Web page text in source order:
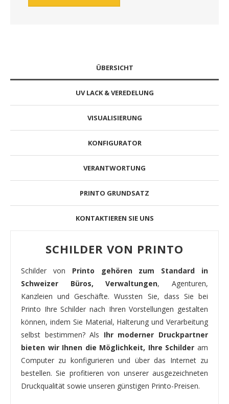
ÜBERSICHT
UV LACK & VEREDELUNG
VISUALISIERUNG
KONFIGURATOR
VERANTWORTUNG
PRINTO GRUNDSATZ
KONTAKTIEREN SIE UNS
SCHILDER VON PRINTO
Schilder von Printo gehören zum Standard in
Schweizer Büros, Verwaltungen, Agenturen,
Kanzleien und Geschäfte. Wussten Sie, dass Sie bei
Printo Ihre Schilder nach Ihren Vorstellungen gestalten
können, indem Sie Material, Halterung und Verarbeitung
selbst bestimmen? Als Ihr moderner Druckpartner
bieten wir Ihnen die Möglichkeit, Ihre Schilder am
Computer zu konfigurieren und über das Internet zu
bestellen. Sie profitieren von unserer ausgezeichneten
Druckqualität sowie unseren günstigen Printo-Preisen.